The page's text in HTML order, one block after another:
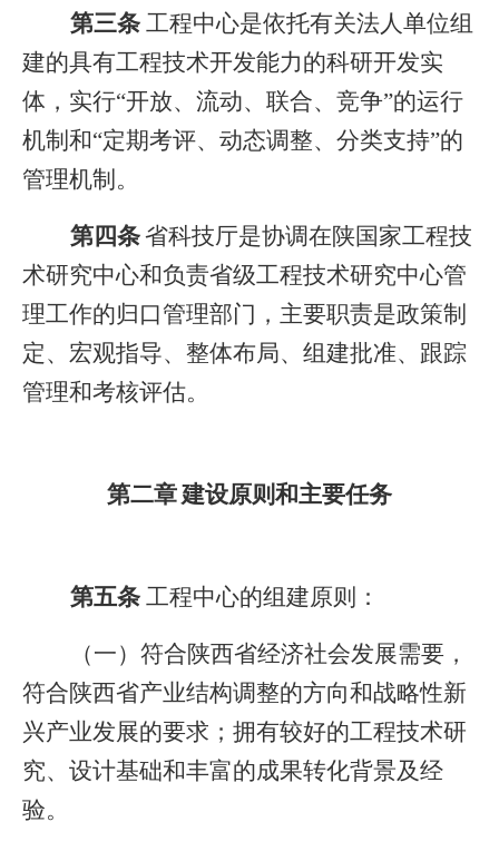
第三条 工程中心是依托有关法人单位组
建的具有工程技术开发能力的科研开发实
体， 实行“开放、流动、联合、竞争”的运行
机制和“定期考评、动态调整、分类支持”的
管理机制。
第四条省科技厅是协调在陕国家工程技
术研究中心和负责省级工程技术研究中心管
理工作的归口管理部门，主要职责是政策制
定、宏观指导、整体布局、组建批准、跟踪
管理和考核评估。
第二章建设原则和主要任务
第五条工程中心的组建原则：
（一）符合陕西省经济社会发展需要，
符合陕西省产业结构调整的方向和战略性新
兴产业发展的要求；拥有较好的工程技术研
究、设计基础和丰富的成果转化背景及经
验。